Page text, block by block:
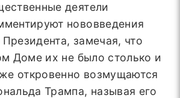
деятели
нововведения
замечая, что
Доме их не было столько и
откровенно возмущаются
Трампа, называя его